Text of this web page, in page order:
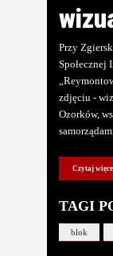
Przy
zdjęciu -
Ozorków,
Czytaj
TAGI
blok